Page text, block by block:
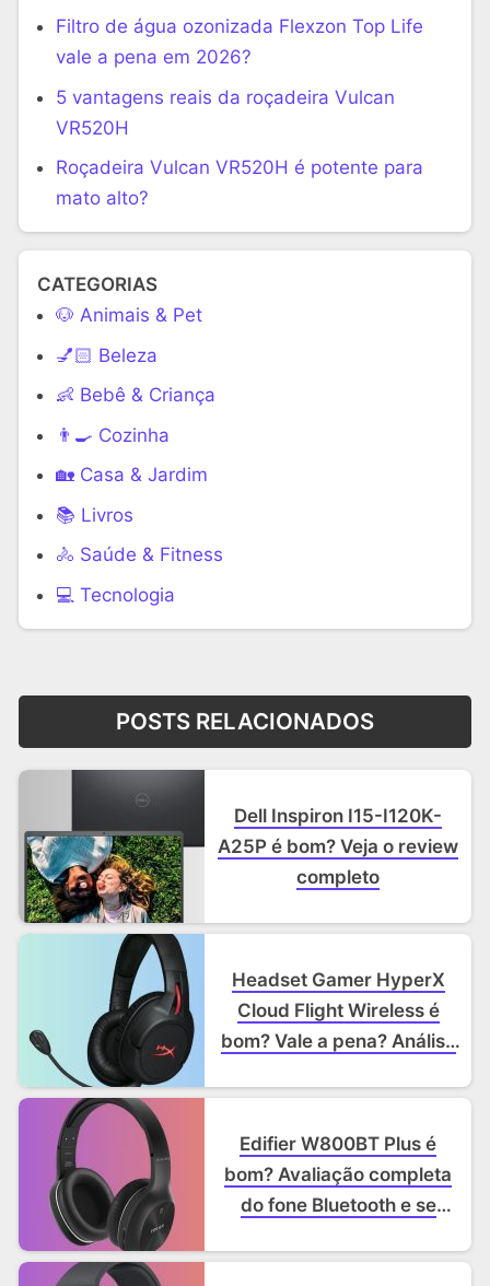
Filtro de água ozonizada Flexzon Top Life
vale a pena em 2026?
5 vantagens reais da roçadeira Vulcan
VR520H
Roçadeira Vulcan VR520H é potente para
mato alto?
CATEGORIAS
🐶 Animais & Pet
💅🏻 Beleza
👶 Bebê & Criança
👨‍🍳 Cozinha
🏡 Casa & Jardim
📚 Livros
🚴 Saúde & Fitness
‍💻 Tecnologia
POSTS RELACIONADOS
Dell Inspiron I15-I120K-
A25P é bom? Veja o review
completo
Headset Gamer HyperX
Cloud Flight Wireless é
bom? Vale a pena? Análise
Edifier W800BT Plus é
bom? Avaliação completa
do fone Bluetooth e se